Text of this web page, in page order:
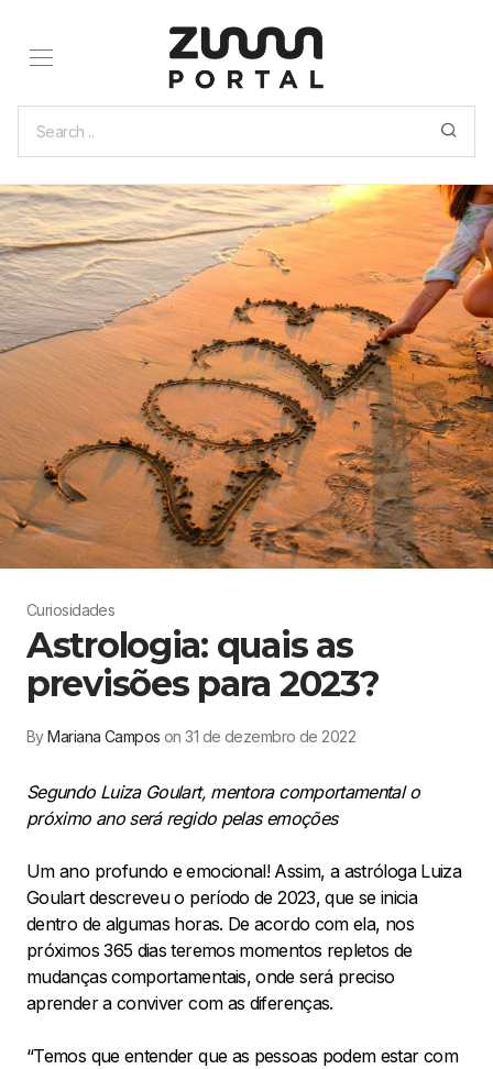
Curiosidades
Astrologia: quais as
previsões para 2023?
ByMariana Campos on 31 de dezembro de 2022
Segundo Luiza Goulart, mentora comportamental o
próximo ano será regido pelas emoções
Um ano profundo e emocional! Assim, a astróloga Luiza
Goulart descreveu o período de 2023, que se inicia
dentro de algumas horas. De acordo com ela, nos
próximos 365 dias teremos momentos repletos de
mudanças comportamentais, onde será preciso
aprender a conviver com as diferenças.
“Temos que entender que as pessoas podem estar com